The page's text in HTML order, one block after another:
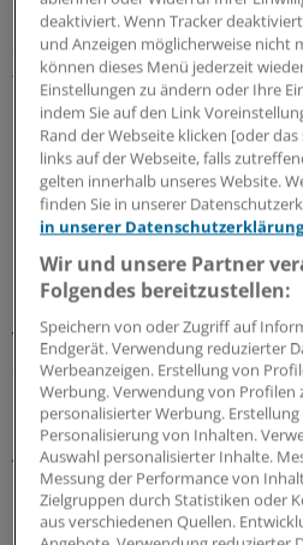
Die Intention-to-screen-
ergab für die FIT-Gruppe eine
fortgeschrittene Neoplasien
mit tubulovillöser oder villöser
hochgradiger Dysplasie;
invasive Karzinome) von 4,2
Gruppe erreichte der Wert 5,6
Die Differenz war statistisch
Per-Protokoll-Analyse, in die
Patienten eingingen, die das
Verfahren tatsächlich in
ergab Raten von 3,9 und 5,8
Unterschied war nicht
Aus dem Verhältnis der
Koloskopie von FIT-negativen
FIT-Probanden, die
deaktiviert. Wenn Tracker
und Anzeigen möglicherweise nicht
können dieses Menü jederzeit
Einstellungen zu ändern oder Ihre
indem Sie auf den Link
Rand der Webseite klicken [oder
links auf der Webseite, falls
gelten innerhalb unseres Website.
finden Sie in unserer
in unserer
Wir und unsere Partner
Folgendes bereitzustellen:
Speichern von oder Zugriff auf
Endgerät. Verwendung reduzierter
Werbeanzeigen. Erstellung von
Werbung. Verwendung von Profilen
personalisierter Werbung.
Personalisierung von Inhalten.
Auswahl personalisierter Inhalte.
Messung der Performance von
Zielgruppen durch Statistiken oder
aus verschiedenen Quellen.